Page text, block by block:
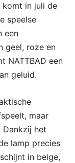
komt in juli de
speelse
een
geel, roze en
NATTBAD een
geluid.
maar
het
lamp precies
in beige,